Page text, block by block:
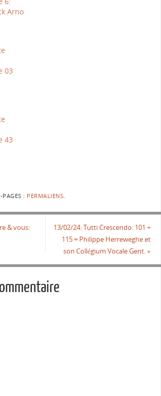
Arno
03
43
: PERMALIENS
& vous:
13/02/24: Tutti Crescendo: 101 +
115 = Philippe Herreweghe et
son Collégium Vocale Gent.»